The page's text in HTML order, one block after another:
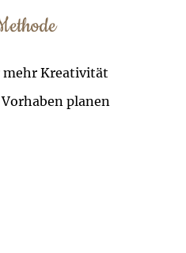
Kreativität
planen